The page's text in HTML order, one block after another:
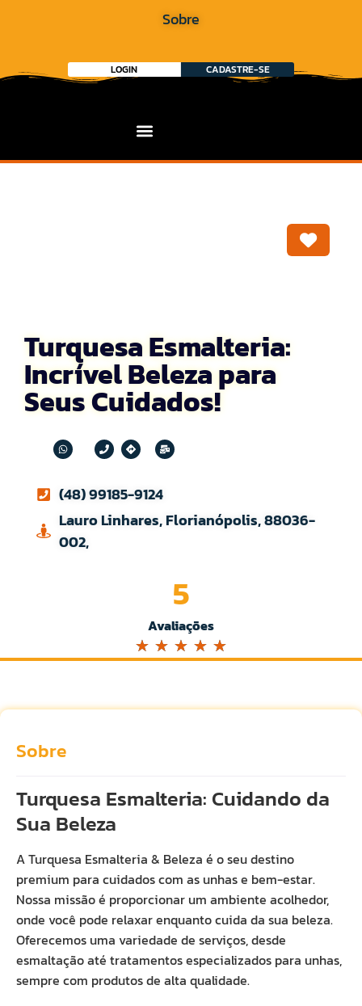
Sobre
LOGIN CADASTRE-SE
Turquesa Esmalteria:
Incrível Beleza para
Seus Cuidados!
(48) 99185-9124
Lauro Linhares, Florianópolis, 88036-
002,
Avaliações
5
☆ ☆ ☆ ☆ ☆
Sobre
Turquesa Esmalteria: Cuidando da
Sua Beleza
A Turquesa Esmalteria & Beleza é o seu destino
premium para cuidados com as unhas e bem-estar.
Nossa missão é proporcionar um ambiente acolhedor,
onde você pode relaxar enquanto cuida da sua beleza.
Oferecemos uma variedade de serviços, desde
esmaltação até tratamentos especializados para unhas,
sempre com produtos de alta qualidade.